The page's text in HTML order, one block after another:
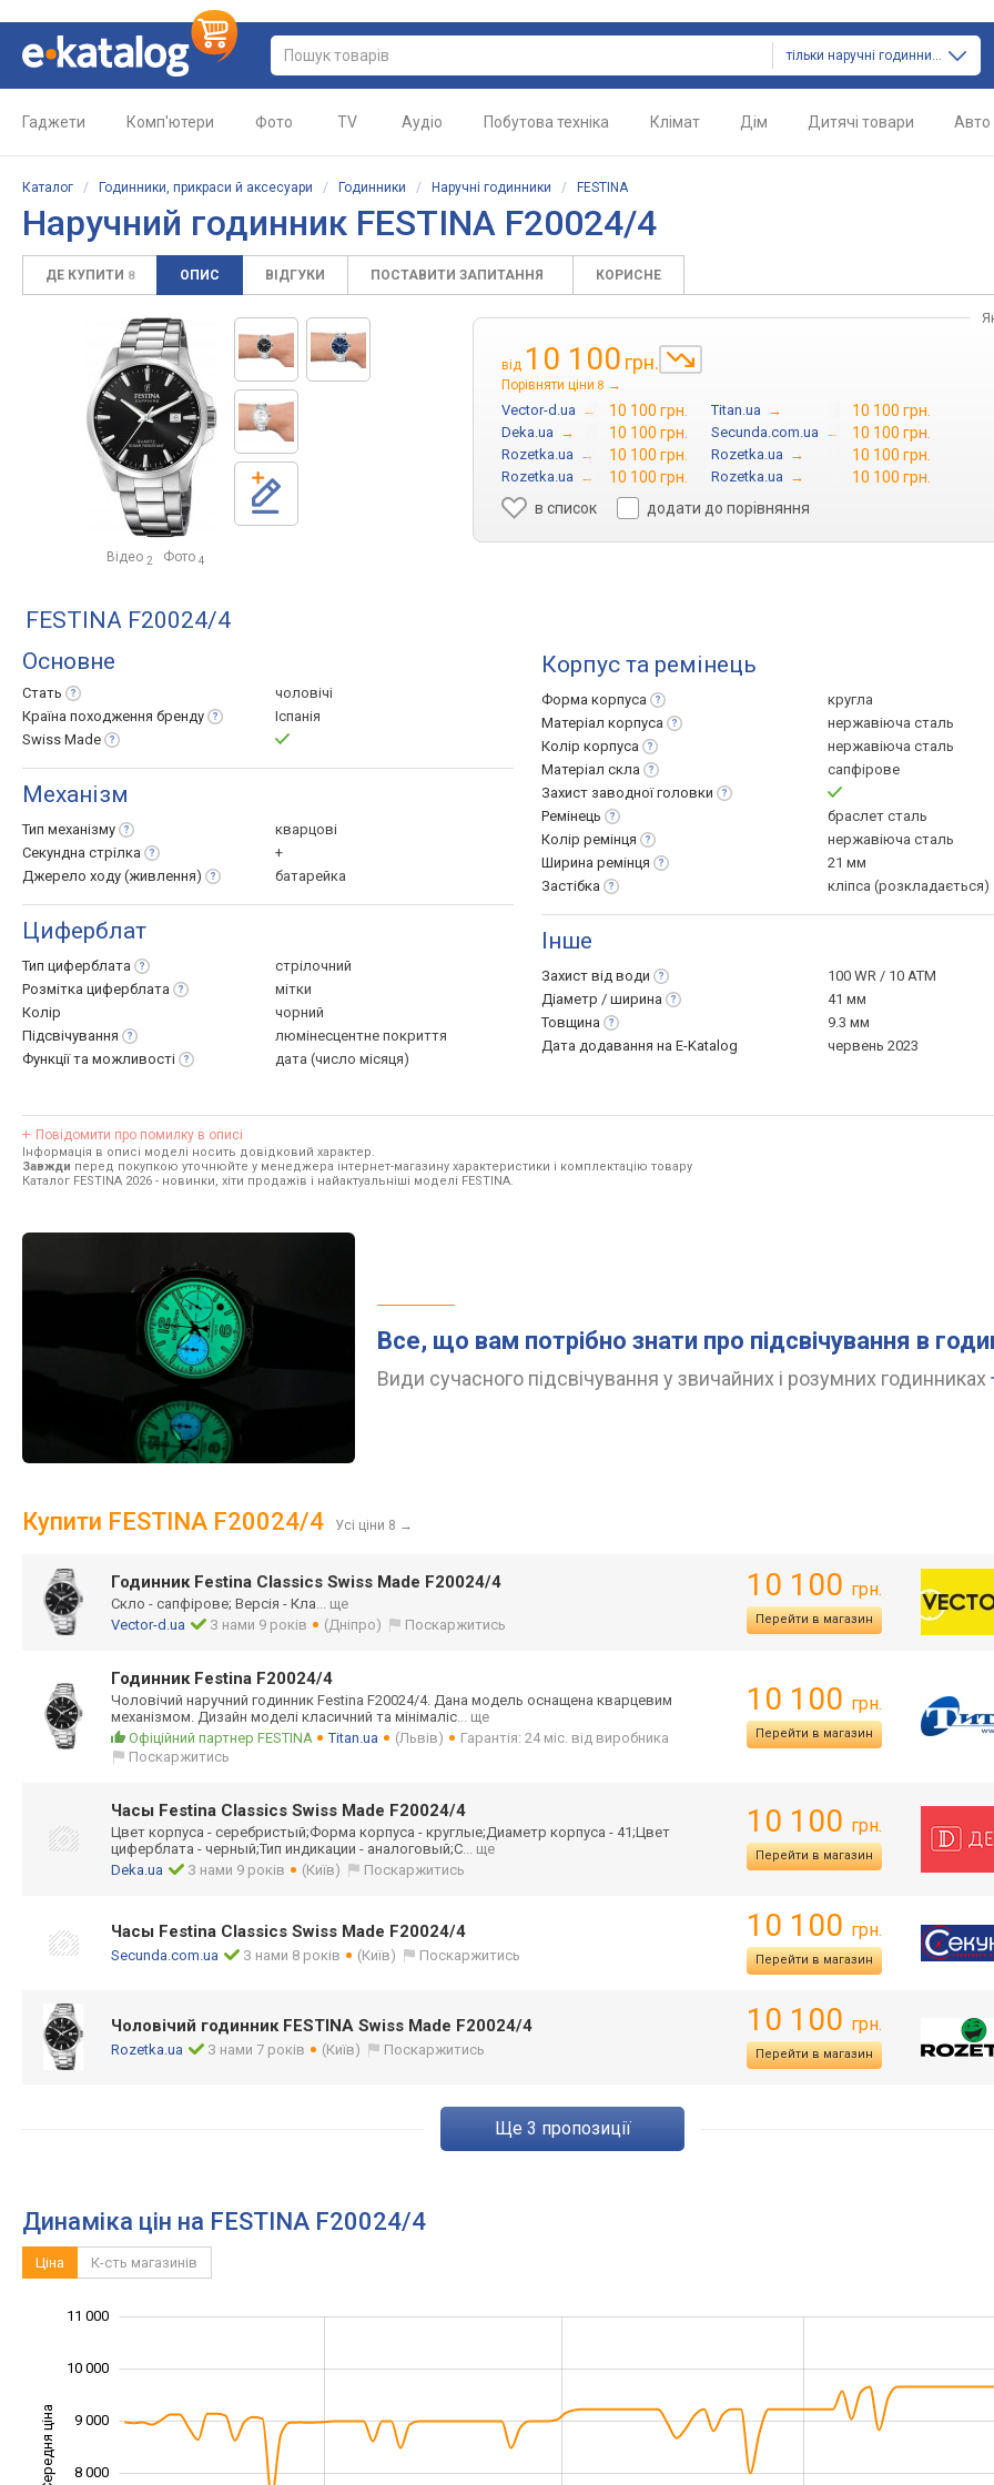
тільки наручні годинники
Гаджети Комп'ютери Фото TV Аудіо Побутова техніка Клімат Дім Дитячі товари Авто
Каталог / Годинники, прикраси й аксесуари / Годинники / Наручні годинники / FESTINA
Наручний годинник FESTINA F20024/4
ДЕ КУПИТИ 8 ОПИС ВІДГУКИ ПОСТАВИТИ ЗАПИТАННЯ КОРИСНЕ
Відео 2 Фото 4
від 10 100 грн.
Порівняти ціни 8 →
Vector-d.ua → 10 100 грн. Titan.ua → 10 100 грн.
Deka.ua → 10 100 грн. Secunda.com.ua → 10 100 грн.
Rozetka.ua → 10 100 грн. Rozetka.ua → 10 100 грн.
Rozetka.ua → 10 100 грн. Rozetka.ua →
10 100 грн.
в список
додати до порівняння
FESTINA F20024/4
Основне
Стать
чоловічі
Країна походження бренду
Іспанія
Swiss Made
Механізм
Тип механізму
кварцові
Секундна стрілка
+
Джерело ходу (живлення) батарейка
Циферблат
Тип циферблата
стрілочний
Розмітка циферблата
мітки
Колір
чорний
Підсвічування
люмінесцентне покриття
Функції та можливості дата (число місяця)
Корпус та ремінець
Форма корпуса
кругла
Матеріал корпуса
нержавіюча сталь
Колір корпуса
нержавіюча сталь
Матеріал скла
сапфірове
Захист заводноїголовки
Ремінець
браслет сталь
Колір ремінця
нержавіюча сталь
Ширина ремінця
21 мм
Застібка
кліпса (розкладається)
Інше
Захист від води
100 WR / 10 ATM
Діаметр / ширина
41 мм
Товщина
9.3 мм
Дата додавання на E-Katalog
червень 2023
Повідомити про помилку в описі
Інформація в описі моделі носить довідковий характер.
Завжди перед покупкою уточнюйте у менеджера інтернет-магазину характеристики і комплектацію товару
Каталог FESTINA 2026 - новинки, хіти продажів і найактуальніші моделі FESTINA.
Все, що вам потрібно знати про підсвічування в
Види сучасного підсвічування у звичайних і розумних годинниках
Купити FESTINA F20024/4 Усі ціни 8 →
Годинник Festina Classics Swiss Made F20024/4
Скло - сапфірове; Версія - Кла... ще
Vector-d.ua
З нами 9 років (Дніпро) Поскаржитись
10 100 грн.
Перейти в магазин
Годинник Festina F20024/4
Чоловічий наручний годинник Festina F20024/4. Дана модель оснащена кварцевим
механізмом. Дизайн моделі класичний та мінімаліс... ще
Офіційний партнер FESTINA
Titan.ua (Львів)
Гарантія: 24 міс. від виробника
Поскаржитись
10 100 грн.
Перейти в магазин
Часы Festina Classics Swiss Made F20024/4
Цвет корпуса - серебристый;Форма корпуса - круглые;Диаметр корпуса - 41;Цвет
циферблата - черный;Тип индикации - аналоговый;С... ще
Deka.ua
З нами 9 років (Київ) Поскаржитись
10 100 грн.
Перейти в магазин
Часы Festina Classics Swiss Made F20024/4
Secunda.com.ua З нами 8 років (Київ) Поскаржитись
10 100 грн.
Перейти в магазин
Чоловічий годинник FESTINA Swiss Made F20024/4
Rozetka.ua З нами 7 років (Київ) Поскаржитись
10 100 грн.
Перейти в магазин
ще 3 пропозиції
Динаміка цін на FESTINA F20024/4
Ціна К-сть магазинів
Середня ціна 8 000
9 000
10 000
11 000